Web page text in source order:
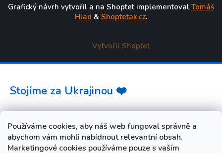
Používáme cookies, aby náš web fungoval správně a
abychom vám mohli nabídnout relevantní obsah.
Marketingové cookies používáme pouze s vaším
Grafický návrh vytvořil a na Shoptet implementoval Tomáš
Hlad & Shoptetak.cz.
Vytvořil Shoptet
Stojíme za Ukrajinou ❤️
Jak a čím pomoci »